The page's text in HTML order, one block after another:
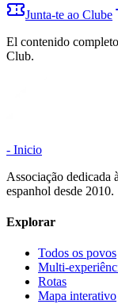
Junta-te ao Clube
El contenido
Club.
- Inicio
Associação dedicada
espanhol desde 2010.
Explorar
Todos os povos
Multi-
Rotas
Mapa interativo